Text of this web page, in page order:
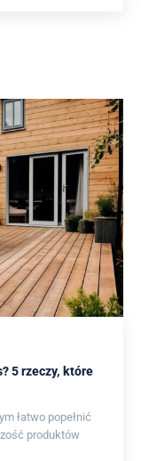
5 rzeczy, które
łatwo popełnić
produktów